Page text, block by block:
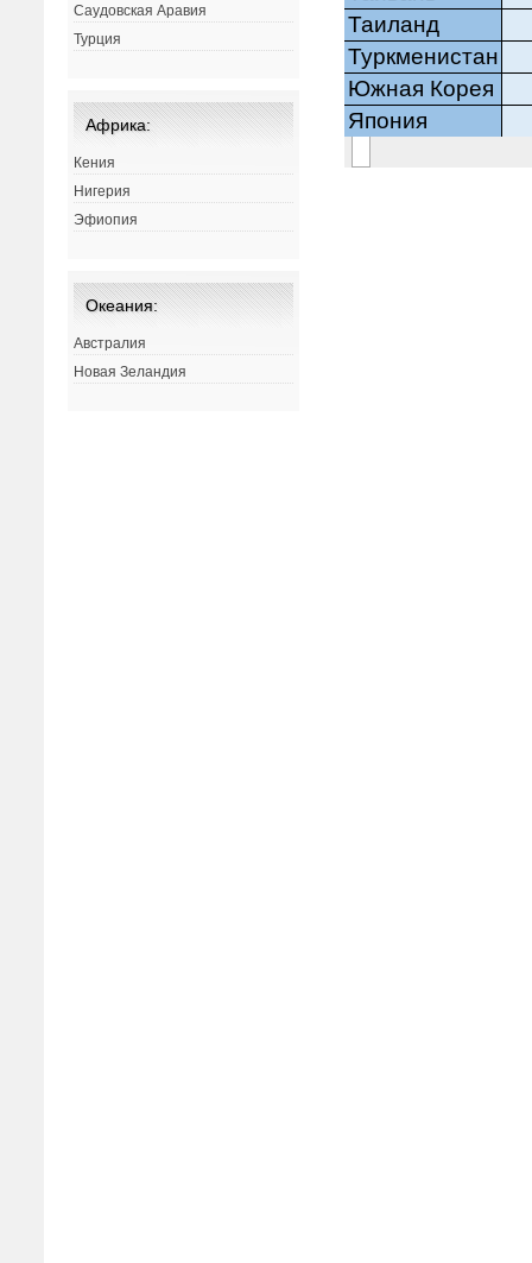
Саудовская Аравия
Турция
Африка:
Кения
Нигерия
Эфиопия
Океания:
Австралия
Новая Зеландия